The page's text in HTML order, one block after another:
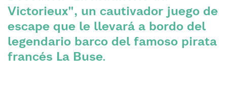
Victorieux", un cautivador juego de
escape que le llevará a bordo del
legendario barco del famoso pirata
francés La Buse.